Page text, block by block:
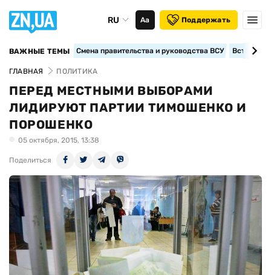
RU Аа Поддержать
ВАЖНЫЕ ТЕМЫ Смена правительства и руководства ВСУ
ГЛАВНАЯ ПОЛИТИКА
ПЕРЕД МЕСТНЫМИ ВЫБОРАМИ
ЛИДИРУЮТ ПАРТИИ ТИМОШЕНКО И
ПОРОШЕНКО
05 октября, 2015, 13:38
Поделиться